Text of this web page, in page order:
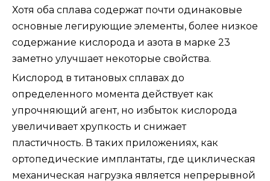
Хотя оба сплава содержат почти одинаковые
основные легирующие элементы, более низкое
содержание кислорода и азота в марке 23
заметно улучшает некоторые свойства.
Кислород в титановых сплавах до
определенного момента действует как
упрочняющий агент, но избыток кислорода
увеличивает хрупкость и снижает
пластичность. В таких приложениях, как
ортопедические имплантаты, где циклическая
механическая нагрузка является непрерывной